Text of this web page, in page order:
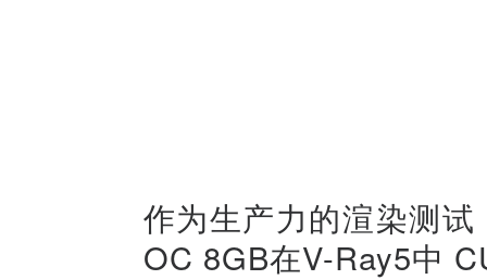
作为生产力的渲染测
OC 8GB在V-Ray5中